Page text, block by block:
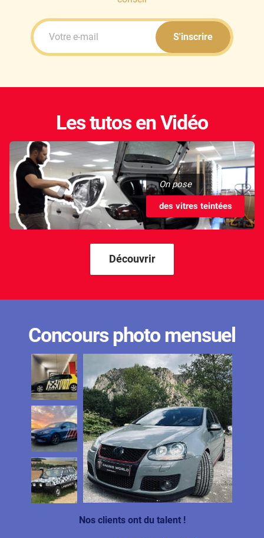
S'inscrire
Les tutos en Vidéo
On pose
des vitres teintées
Découvrir
Concours photo mensuel
Nos clients ont du talent !